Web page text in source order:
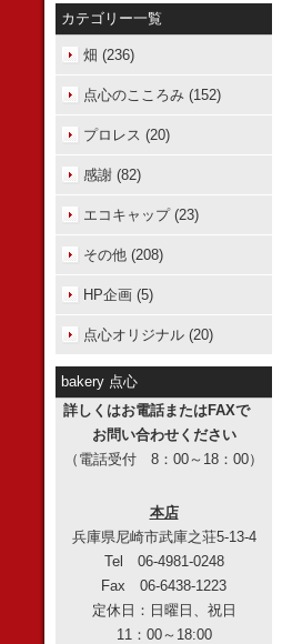
カテゴリー一覧
畑 (236)
点心のこころみ (152)
プロレス (20)
感謝 (82)
エコキャップ (23)
その他 (208)
HP企画 (5)
点心オリジナル (20)
bakery 点心
詳しくはお電話またはFAXで
お問い合わせください
（電話受付 8：00～18：00）
本店
兵庫県尼崎市武庫之荘5-13-4
Tel 06-4981-0248
Fax 06-6438-1223
定休日：日曜日、祝日
11：00～18:00